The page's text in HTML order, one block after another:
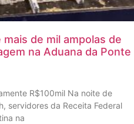
de mil ampolas de
na Aduana da Ponte
R$100mil Na noite de
servidores da Receita Federal
na